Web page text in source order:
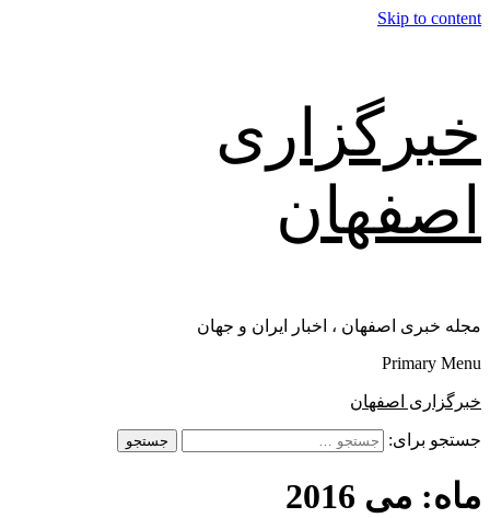
Skip to content
خبرگزاری
اصفهان
مجله خبری اصفهان ، اخبار ایران و جهان
Primary Menu
خبرگزاری اصفهان
جستجو برای:
ماه: می 2016